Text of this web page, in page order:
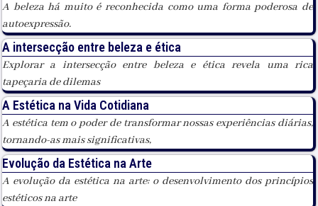
A beleza há muito é reconhecida como uma forma poderosa de
autoexpressão.
A intersecção entre beleza e ética
Explorar a intersecção entre beleza e ética revela uma rica
tapeçaria de dilemas
A Estética na Vida Cotidiana
A estética tem o poder de transformar nossas experiências diárias,
tornando-as mais significativas,
Evolução da Estética na Arte
A evolução da estética na arte: o desenvolvimento dos princípios
estéticos na arte